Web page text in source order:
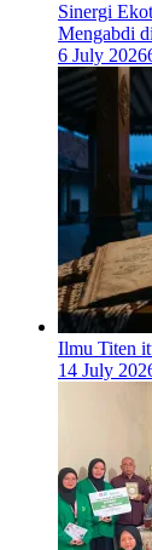
‎Sinergi
Mengabdi
6 July 2026
Ilmu Titen
14 July